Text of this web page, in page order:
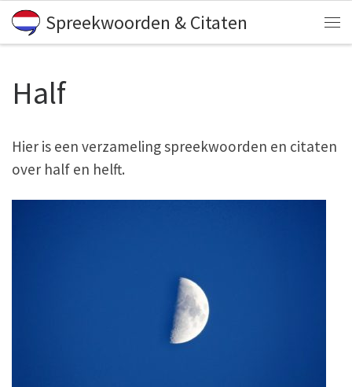
Skip to content
Spreekwoorden & Citaten
Half
Hier is een verzameling spreekwoorden en citaten
over half en helft.